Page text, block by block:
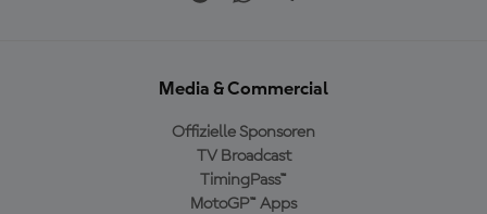
Media & Commercial
Offizielle Sponsoren
TV Broadcast
TimingPass™
MotoGP™ Apps